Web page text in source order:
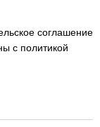
соглашение
с политикой